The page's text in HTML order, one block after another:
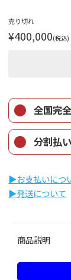
売り切れ
¥400,000(税込)
全国完
分割払
▶︎お支払いにつ
▶︎発送について
商品説明